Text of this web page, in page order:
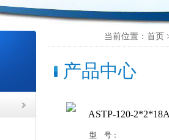
当前位置：首页
产品中心
ASTP-120-
型 号：